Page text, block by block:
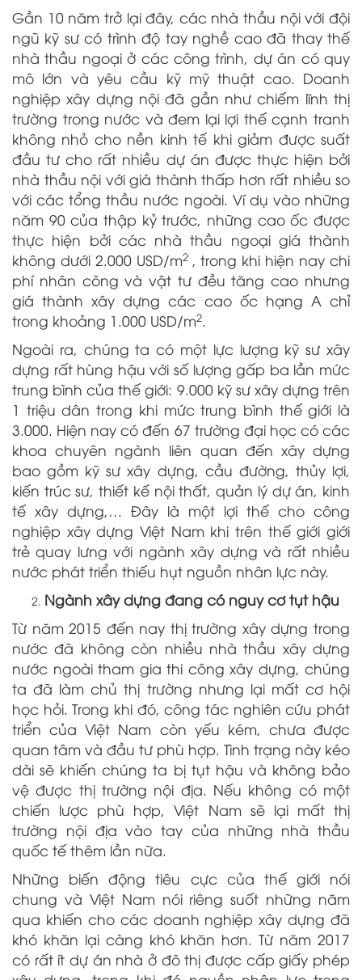
Gần 10 năm trở lại đây, các nhà thầu nội với đội
ngũ kỹ sư có trình độ tay nghề cao đã thay thế
nhà thầu ngoại ở các công trình, dự án có quy
mô lớn và yêu cầu kỹ mỹ thuật cao. Doanh
nghiệp xây dựng nội đã gần như chiếm lĩnh thị
trường trong nước và đem lại lợi thế cạnh tranh
không nhỏ cho nền kinh tế khi giảm được suất
đầu tư cho rất nhiều dự án được thực hiện bởi
nhà thầu nội với giá thành thấp hơn rất nhiều so
với các tổng thầu nước ngoài. Ví dụ vào những
năm 90 của thập kỷ trước, những cao ốc được
thực hiện bởi các nhà thầu ngoại giá thành
không dưới 2.000 USD/m2 , trong khi hiện nay chi
phí nhân công và vật tư đều tăng cao nhưng
giá thành xây dựng các cao ốc hạng A chỉ
trong khoảng 1.000 USD/m2.
Ngoài ra, chúng ta có một lực lượng kỹ sư xây
dựng rất hùng hậu với số lượng gấp ba lần mức
trung bình của thế giới: 9.000 kỹ sư xây dựng trên
1 triệu dân trong khi mức trung bình thế giới là
3.000. Hiện nay có đến 67 trường đại học có các
khoa chuyên ngành liên quan đến xây dựng
bao gồm kỹ sư xây dựng, cầu đường, thủy lợi,
kiến trúc sư, thiết kế nội thất, quản lý dự án, kinh
tế xây dựng,… Đây là một lợi thế cho công
nghiệp xây dựng Việt Nam khi trên thế giới giới
trẻ quay lưng với ngành xây dựng và rất nhiều
nước phát triển thiếu hụt nguồn nhân lực này.
Ngành xây dựng đang có nguy cơ tụt hậu
Từ năm 2015 đến nay thị trường xây dựng trong
nước đã không còn nhiều nhà thầu xây dựng
nước ngoài tham gia thi công xây dựng, chúng
ta đã làm chủ thị trường nhưng lại mất cơ hội
học hỏi. Trong khi đó, công tác nghiên cứu phát
triển của Việt Nam còn yếu kém, chưa được
quan tâm và đầu tư phù hợp. Tình trạng này kéo
dài sẽ khiến chúng ta bị tụt hậu và không bảo
vệ được thị trường nội địa. Nếu không có một
chiến lược phù hợp, Việt Nam sẽ lại mất thị
trường nội địa vào tay của những nhà thầu
quốc tế thêm lần nữa.
Những biến động tiêu cực của thế giới nói
chung và Việt Nam nói riêng suốt những năm
qua khiến cho các doanh nghiệp xây dựng đã
khó khăn lại càng khó khăn hơn. Từ năm 2017
có rất ít dự án nhà ở đô thị được cấp giấy phép